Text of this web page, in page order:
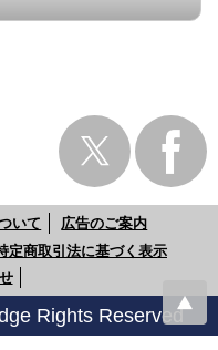
いて
広告のご案内
定商取引法に基づく表示
Rights Reserved